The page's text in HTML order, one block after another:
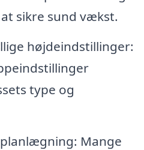
sikre sund vækst.
højdeindstillinger:
type og
Mange